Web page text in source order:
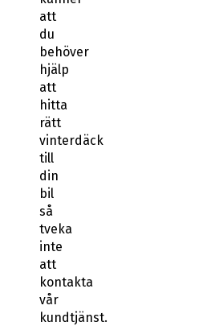
att
du
behöver
hjälp
att
hitta
rätt
vinterdäck
till
din
bil
så
tveka
inte
att
kontakta
vår
kundtjänst.